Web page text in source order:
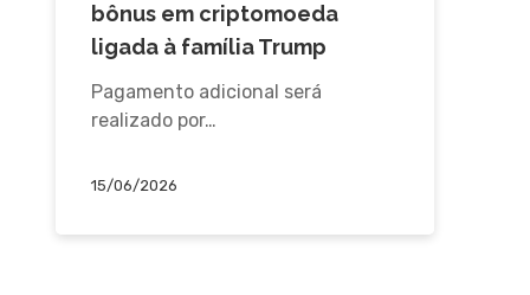
bônus em criptomoeda
ligada à família Trump
Pagamento adicional será
realizado por…
15/06/2026